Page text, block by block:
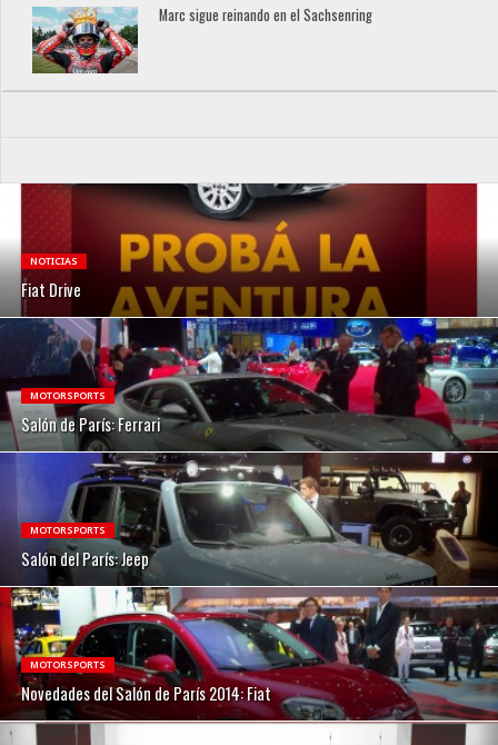
Marc sigue reinando en el Sachsenring
NOTICIAS
Fiat Drive
MOTORSPORTS
Salón de París: Ferrari
MOTORSPORTS
Salón del París: Jeep
MOTORSPORTS
Novedades del Salón de París 2014: Fiat